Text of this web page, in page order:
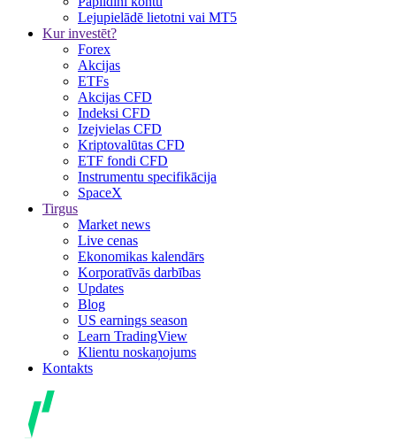
Lejupielādē lietotni vai MT5
Kur investēt?
Forex
Akcijas
ETFs
Akcijas CFD
Indeksi CFD
Izejvielas CFD
Kriptovalūtas CFD
ETF fondi CFD
Instrumentu specifikācija
SpaceX
Tirgus
Market news
Live cenas
Ekonomikas kalendārs
Korporatīvās darbības
Updates
Blog
US earnings season
Learn TradingView
Klientu noskaņojums
Kontakts